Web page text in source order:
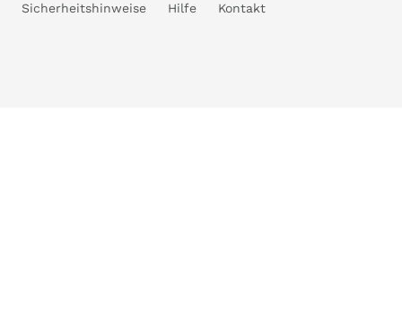
Sicherheitshinweise
Hilfe Kontakt